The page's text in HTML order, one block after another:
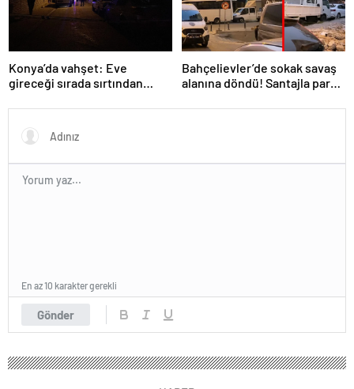
Konya’da vahşet: Eve
gireceği sırada sırtından
Bahçelievler’de sokak savaş
alanına döndü! Santajla para
Gönder
En az 10 karakter gerekli